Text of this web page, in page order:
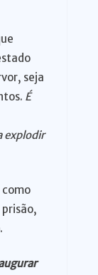
seja
É
explodir
como